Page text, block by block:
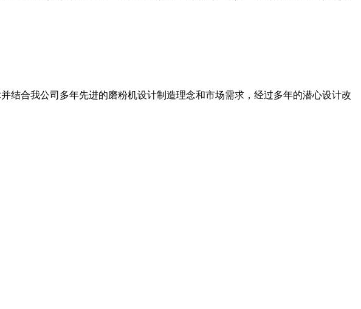
结合我公司多年先进的磨粉机设计制造理念和市场需求，经过多年的潜心设计改